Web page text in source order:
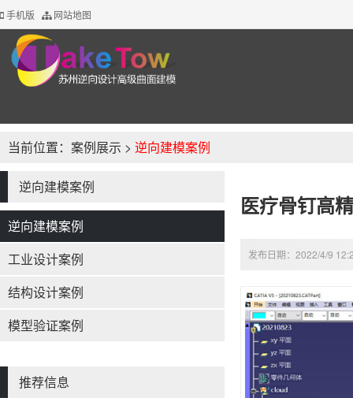
手机版 网站地图
当前位置： 案例展示 > 逆向建模案例
逆向建模案例
逆向建模案例
工业设计案例
结构设计案例
模型验证案例
推荐信息
医疗骨钉高
发布日期：2022/4/9